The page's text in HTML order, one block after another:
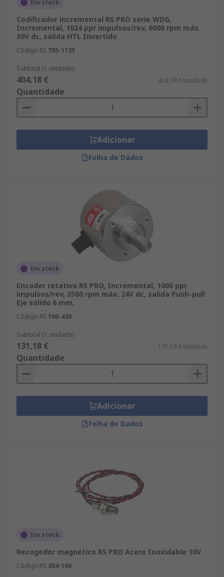
Em stock
Codificador incremental RS PRO serie WDG,
Incremental, 1024 ppr impulsos/rev, 6000 rpm máx.
30V dc, salida HTL Invertido
Código RS 795-1135
Subtotal (1 unidade)
404,18 € 404,18 €/unidade
Quantidade
Adicionar
Folha de Dados
Em stock
Encoder rotativo RS PRO, Incremental, 1000 ppr
impulsos/rev, 3500 rpm máx. 24V dc, salida Push-pull
Eje sólido 6 mm,
Código RS 100-430
Subtotal (1 unidade)
131,18 € 131,18 €/unidade
Quantidade
Adicionar
Folha de Dados
Em stock
Recogedor magnético RS PRO Acero Inoxidable 10V
Código RS 304-166